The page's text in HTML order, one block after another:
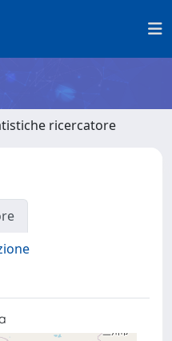
ricercatore